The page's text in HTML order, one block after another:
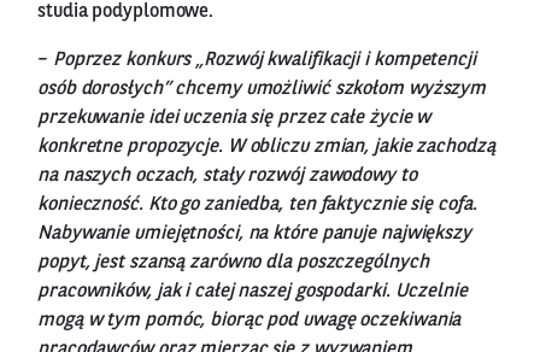
studia podyplomowe.
– Poprzez konkurs „Rozwój kwalifikacji i kompetencji
osób dorosłych” chcemy umożliwić szkołom wyższym
przekuwanie idei uczenia się przez całe życie w
konkretne propozycje. W obliczu zmian, jakie zachodzą
na naszych oczach, stały rozwój zawodowy to
konieczność. Kto go zaniedba, ten faktycznie się cofa.
Nabywanie umiejętności, na które panuje największy
popyt, jest szansą zarówno dla poszczególnych
pracowników, jak i całej naszej gospodarki. Uczelnie
mogą w tym pomóc, biorąc pod uwagę oczekiwania